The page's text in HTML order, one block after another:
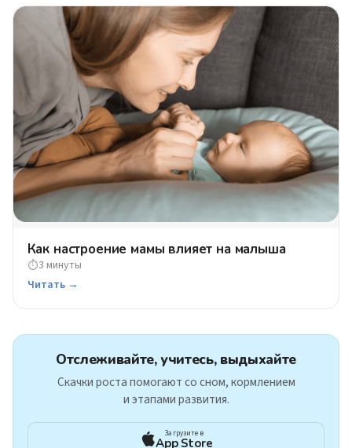
Как настроение мамы влияет на малыша
⏱3 минуты
Читать →
Отслеживайте, учитесь, выдыхайте
Скачки роста помогают со сном, кормлением
и этапами развития.
Загрузите в
App Store